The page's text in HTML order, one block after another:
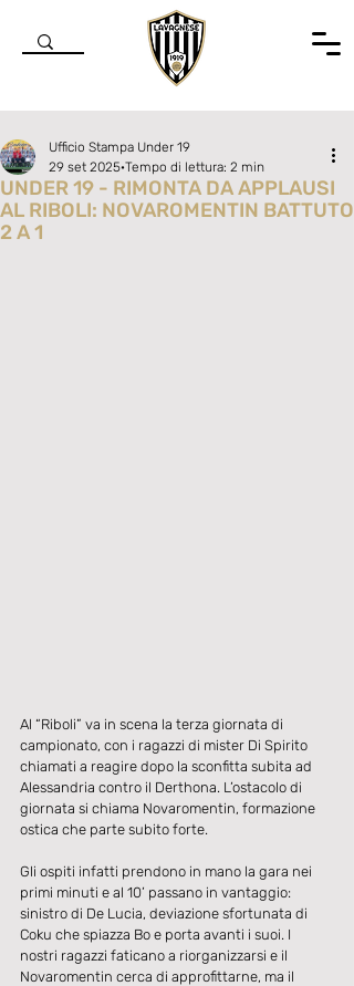
UNDER 19 - RIMONTA DA APPLAUSI
AL RIBOLI: NOVAROMENTIN BATTUTO
2 A 1
Ufficio Stampa Under 19
29 set 2025 Tempo di lettura: 2 min
Al “Riboli” va in scena la terza giornata di
campionato, con i ragazzi di mister Di Spirito
chiamati a reagire dopo la sconfitta subita ad
Alessandria contro il Derthona. L’ostacolo di
giornata si chiama Novaromentin, formazione
ostica che parte subito forte.
Gli ospiti infatti prendono in mano la gara nei
primi minuti e al 10’ passano in vantaggio:
sinistro di De Lucia, deviazione sfortunata di
Coku che spiazza Bo e porta avanti i suoi. I
nostri ragazzi faticano a riorganizzarsi e il
Novaromentin cerca di approfittarne, ma il